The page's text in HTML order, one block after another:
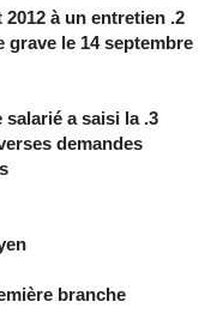
2012 à un entretien
grave le 14 septembre
salarié a saisi la
demandes
branche